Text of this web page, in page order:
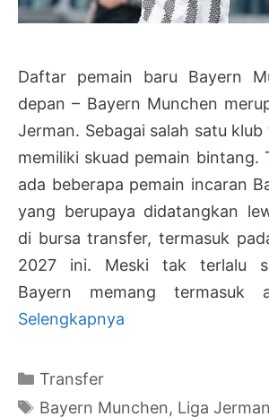
Daftar pemain baru Bayern
depan – Bayern Munchen
Jerman. Sebagai salah satu
memiliki skuad pemain bintang.
ada beberapa pemain incaran
yang berupaya didatangkan
di bursa transfer, termasuk
2027 ini. Meski tak terlalu
Bayern memang
Selengkapnya
Munchen
Kategori
Transfer
Tag
Bayern Munchen, Liga Jerman